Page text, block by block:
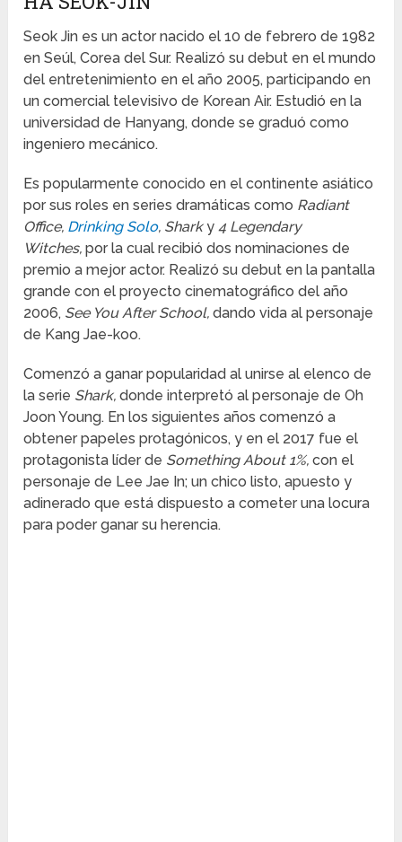
Seok Jin es un actor nacido el 10 de febrero de 1982
en Seúl, Corea del Sur. Realizó su debut en el mundo
del entretenimiento en el año 2005, participando en
un comercial televisivo de Korean Air. Estudió en la
universidad de Hanyang, donde se graduó como
ingeniero mecánico.
Es popularmente conocido en el continente asiático
por sus roles en series dramáticas como Radiant
Office, Drinking Solo, Sharky4 Legendary
Witches,por la cual recibió dos nominaciones de
premio a mejor actor. Realizó su debut en la pantalla
grande con el proyecto cinematográfico del año
2006, See You After School,dando vida al personaje
de Kang Jae-koo.
Comenzó a ganar popularidad al unirse al elenco de
la serie Shark,donde interpretó al personaje de Oh
Joon Young. En los siguientes años comenzó a
obtener papeles protagónicos, y en el 2017 fue el
protagonista líder de Something About 1%,con el
personaje de Lee Jae In; un chico listo, apuesto y
adinerado que está dispuesto a cometer una locura
para poder ganar su herencia.